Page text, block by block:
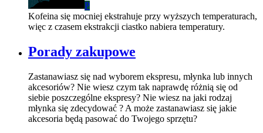
P
Kofeina się mocniej ekstrahuje przy wyższych temperaturach,
więc z czasem ekstrakcji ciastko nabiera temperatury.
Porady zakupowe
Zastanawiasz się nad wyborem ekspresu, młynka lub innych
akcesoriów? Nie wiesz czym tak naprawdę różnią się od
siebie poszczególne ekspresy? Nie wiesz na jaki rodzaj
młynka się zdecydować ? A może zastanawiasz się jakie
akcesoria będą pasować do Twojego sprzętu?